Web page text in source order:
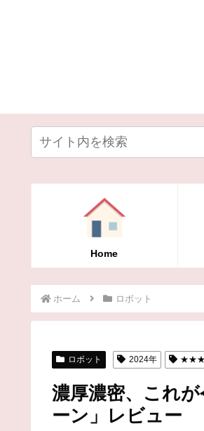
Home
ホーム ロボット
ロボット 2024年
濃厚濃密、これ
ーン」レビュー